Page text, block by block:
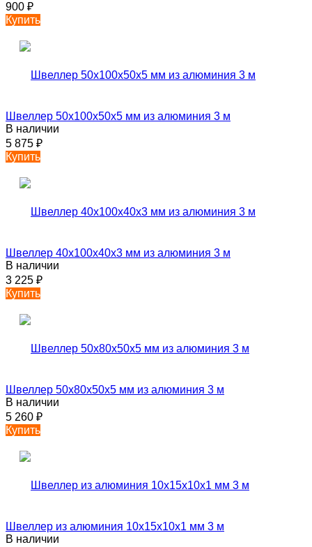
900 ₽
Купить
Швеллер 50х100х50х5 мм из алюминия 3 м
В наличии
5 875 ₽
Купить
Швеллер 40х100х40х3 мм из алюминия 3 м
В наличии
3 225 ₽
Купить
Швеллер 50х80х50х5 мм из алюминия 3 м
В наличии
5 260 ₽
Купить
Швеллер из алюминия 10х15х10х1 мм 3 м
В наличии